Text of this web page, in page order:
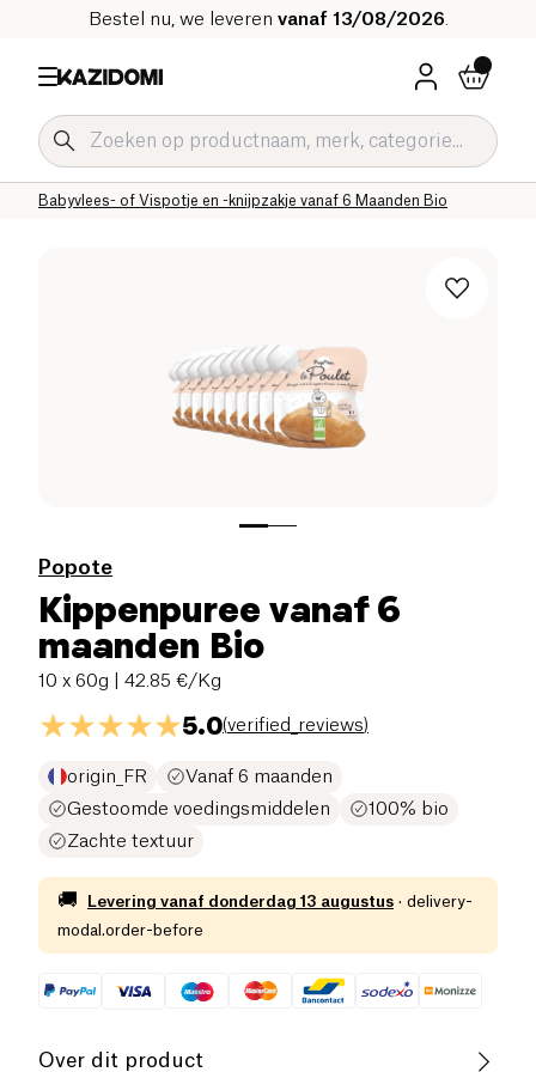
Bestel nu, we leveren vanaf 13/08/2026
Babyvlees- of Vispotje en -knijpzakje vanaf 6 Maanden Bio
Babyvlees- of Vispotje en -knijpzakje Bio
Baby & Kind
Onze biologische catalogus
Home
Popote
Kippenpuree vanaf 6
maanden Bio
10 x 60g | 42.85 €/Kg
5.0(verified_reviews)
origin_FR
Vanaf 6 maanden
Gestoomde voedingsmiddelen
100% bio
Zachte textuur
🚚 Levering vanaf donderdag 13 augustus · delivery-
modal.order-before
Over dit product